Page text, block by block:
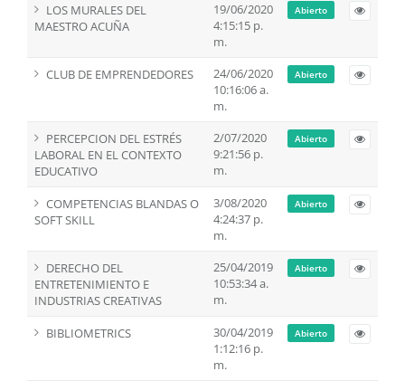
LOS MURALES DEL
MAESTRO ACUÑA
19/06/2020
4:15:15 p.
m.
Abierto
CLUB DE EMPRENDEDORES
24/06/2020
10:16:06 a.
m.
Abierto
PERCEPCION DEL ESTRÉS
LABORAL EN EL CONTEXTO
EDUCATIVO
2/07/2020
9:21:56 p.
m.
Abierto
COMPETENCIAS BLANDAS O
SOFT SKILL
3/08/2020
4:24:37 p.
m.
Abierto
DERECHO DEL
ENTRETENIMIENTO E
INDUSTRIAS CREATIVAS
25/04/2019
10:53:34 a.
m.
Abierto
BIBLIOMETRICS
30/04/2019
1:12:16 p.
m.
Abierto